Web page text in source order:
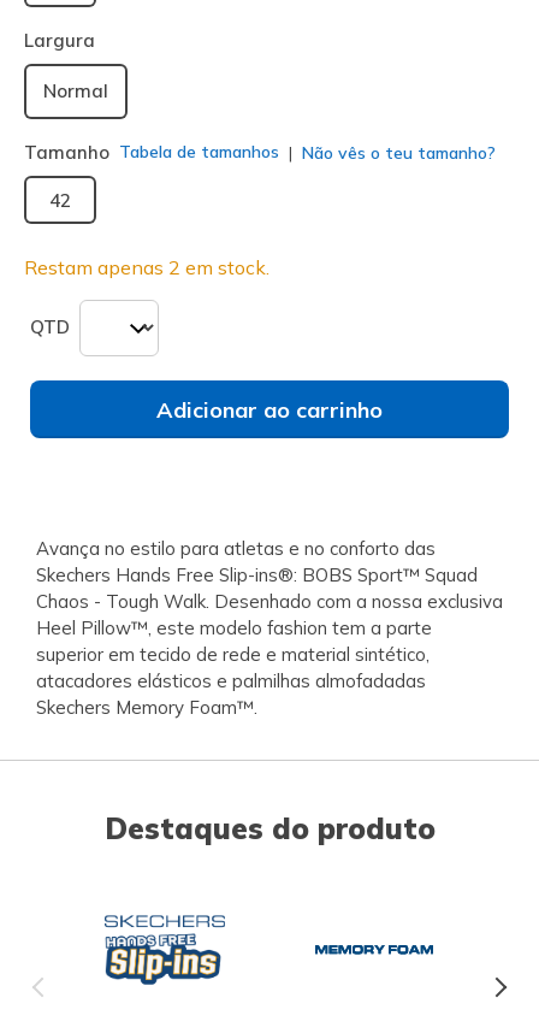
selecionado
Largura
Normal
Tamanho Tabela de tamanhos Não vês o teu tamanho?
42
Restam apenas 2 em stock.
QTD
Adicionar ao carrinho
Avança no estilo para atletas e no conforto das
Skechers Hands Free Slip-ins®: BOBS Sport™ Squad
Chaos - Tough Walk. Desenhado com a nossa exclusiva
Heel Pillow™, este modelo fashion tem a parte
superior em tecido de rede e material sintético,
atacadores elásticos e palmilhas almofadadas
Skechers Memory Foam™.
Destaques do produto